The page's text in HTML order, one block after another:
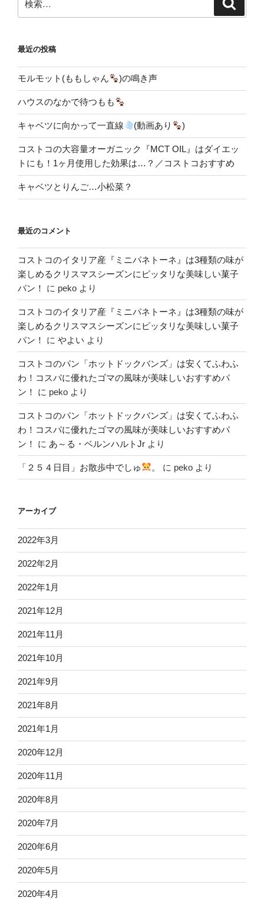
索:
最近の投稿
モルモット(ももしゃん )の鳴き声
ハウスのなかで待つもも
キャベツに向かって一直線 (動画あり )
コストコの大容量オーガニック『MCT OIL』はダイエッ
トにも！1ヶ月使用した効果は…？／コストコおすすめ
キャベツとりんご…小松菜？
最近のコメント
コストコのイタリア産『ミニパネトーネ』は3種類の味が
楽しめるクリスマスシーズンにピッタリな美味しい菓子
パン！
に peko より
コストコのイタリア産『ミニパネトーネ』は3種類の味が
楽しめるクリスマスシーズンにピッタリな美味しい菓子
パン！
に やよい より
コストコのパン「ホットドックバンズ」は安くてふわふ
わ！コスパに優れたゴマの風味が美味しいおすすめパ
ン！
に peko より
コストコのパン「ホットドックバンズ」は安くてふわふ
わ！コスパに優れたゴマの風味が美味しいおすすめパ
ン！
に あ～る・ベルンハルトJr より
「２５４日目」お散歩中でしゅ 。 に peko より
アーカイブ
2022年3月
2022年2月
2022年1月
2021年12月
2021年11月
2021年10月
2021年9月
2021年8月
2021年1月
2020年12月
2020年11月
2020年8月
2020年7月
2020年6月
2020年5月
2020年4月